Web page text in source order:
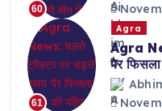
60
61
Agra
Agra
पैर